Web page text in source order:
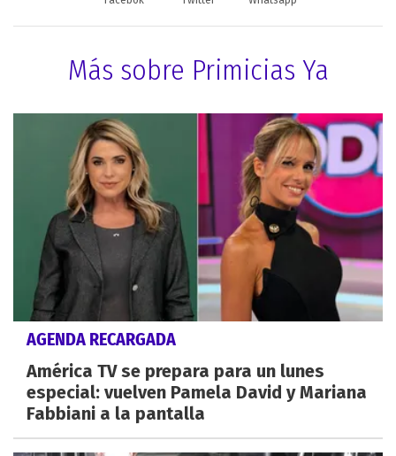
Más sobre Primicias Ya
AGENDA RECARGADA
América TV se prepara para un lunes
especial: vuelven Pamela David y Mariana
Fabbiani a la pantalla